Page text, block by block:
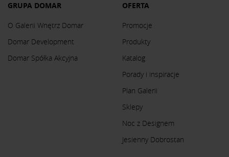
GRUPA DOMAR
O Galerii Wnętrz Domar
Domar Development
Domar Spółka Akcyjna
OFERTA
Promocje
Produkty
Katalog
Porady i inspiracje
Plan Galerii
Sklepy
Noc z Designem
Jesienny Dobrostan